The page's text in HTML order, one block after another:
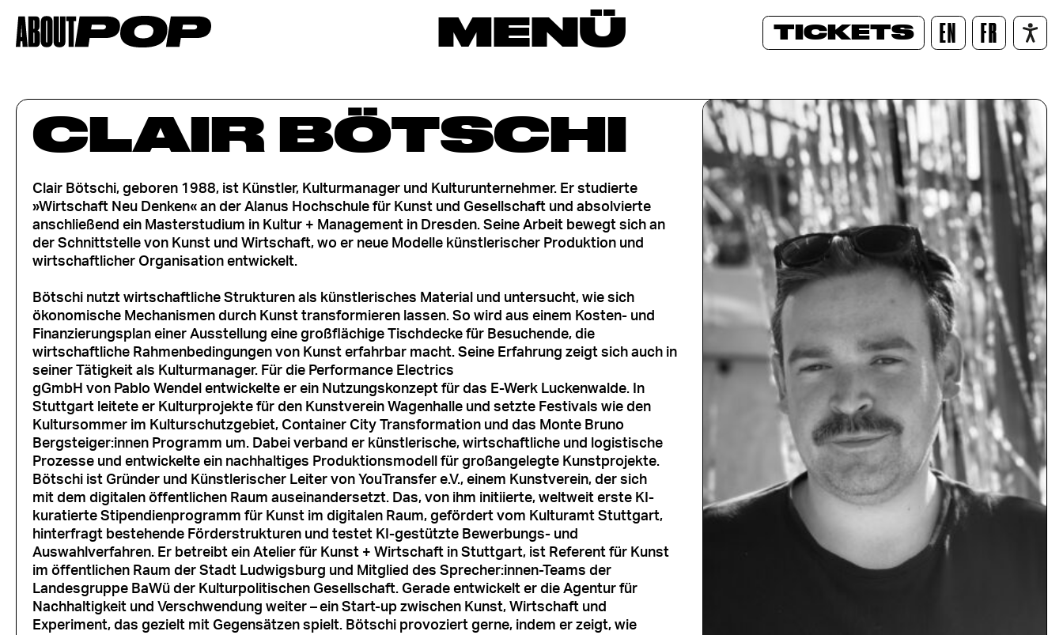
MENÜ TICKETS EN FR
CLAIR BÖTSCHI
Clair Bötschi, geboren 1988, ist Künstler, Kulturmanager und Kulturunternehmer. Er studierte
»Wirtschaft Neu Denken« an der Alanus Hochschule für Kunst und Gesellschaft und absolvierte
anschließend ein Masterstudium in Kultur + Management in Dresden. Seine Arbeit bewegt sich an
der Schnittstelle von Kunst und Wirtschaft, wo er neue Modelle künstlerischer Produktion und
wirtschaftlicher Organisation entwickelt.
Bötschi nutzt wirtschaftliche Strukturen als künstlerisches Material und untersucht, wie sich
ökonomische Mechanismen durch Kunst transformieren lassen. So wird aus einem Kosten- und
Finanzierungsplan einer Ausstellung eine großflächige Tischdecke für Besuchende, die
wirtschaftliche Rahmenbedingungen von Kunst erfahrbar macht. Seine Erfahrung zeigt sich auch in
seiner Tätigkeit als Kulturmanager. Für die Performance Electrics
gGmbH von Pablo Wendel entwickelte er ein Nutzungskonzept für das E-Werk Luckenwalde. In
Stuttgart leitete er Kulturprojekte für den Kunstverein Wagenhalle und setzte Festivals wie den
Kultursommer im Kulturschutzgebiet, Container City Transformation und das Monte Bruno
Bergsteiger:innen Programm um. Dabei verband er künstlerische, wirtschaftliche und logistische
Prozesse und entwickelte ein nachhaltiges Produktionsmodell für großangelegte Kunstprojekte.
Bötschi ist Gründer und Künstlerischer Leiter von YouTransfer e.V., einem Kunstverein, der sich
mit dem digitalen öffentlichen Raum auseinandersetzt. Das, von ihm initiierte, weltweit erste KI-
kuratierte Stipendienprogramm für Kunst im digitalen Raum, gefördert vom Kulturamt Stuttgart,
hinterfragt bestehende Förderstrukturen und testet KI-gestützte Bewerbungs- und
Auswahlverfahren. Er betreibt ein Atelier für Kunst + Wirtschaft in Stuttgart, ist Referent für Kunst
im öffentlichen Raum der Stadt Ludwigsburg und Mitglied des Sprecher:innen-Teams der
Landesgruppe BaWü der Kulturpolitischen Gesellschaft. Gerade entwickelt er die Agentur für
Nachhaltigkeit und Verschwendung weiter –ein Start-up zwischen Kunst, Wirtschaft und
Experiment, das gezielt mit Gegensätzen spielt. Bötschi provoziert gerne, indem er zeigt, wie